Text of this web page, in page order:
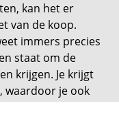
kan het er
van de koop.
immers precies
staat om de
krijgen. Je krijgt
waardoor je ook
staat. Je